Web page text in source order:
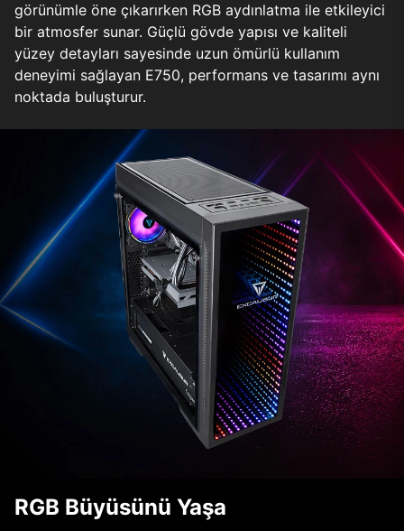
görünümle öne çıkarırken RGB aydınlatma ile etkileyici
bir atmosfer sunar. Güçlü gövde yapısı ve kaliteli
yüzey detayları sayesinde uzun ömürlü kullanım
deneyimi sağlayan E750, performans ve tasarımı aynı
noktada buluşturur.
RGB Büyüsünü Yaşa